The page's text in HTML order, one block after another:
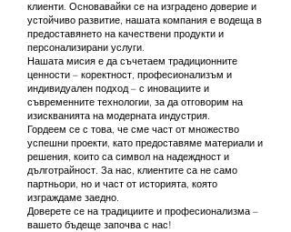
клиенти. Основавайки се на изградено доверие и
устойчиво развитие, нашата компания е водеща в
предоставянето на качествени продукти и
персонализирани услуги.
Нашата мисия е да съчетаем традиционните
ценности – коректност, професионализъм и
индивидуален подход – с иновациите и
съвременните технологии, за да отговорим на
изискванията на модерната индустрия.
Гордеем се с това, че сме част от множество
успешни проекти, като предоставяме материали и
решения, които са символ на надеждност и
дълготрайност. За нас, клиентите са не само
партньори, но и част от историята, която
изграждаме заедно.
Доверете се на традициите и професионализма –
вашето бъдеще започва с нас!